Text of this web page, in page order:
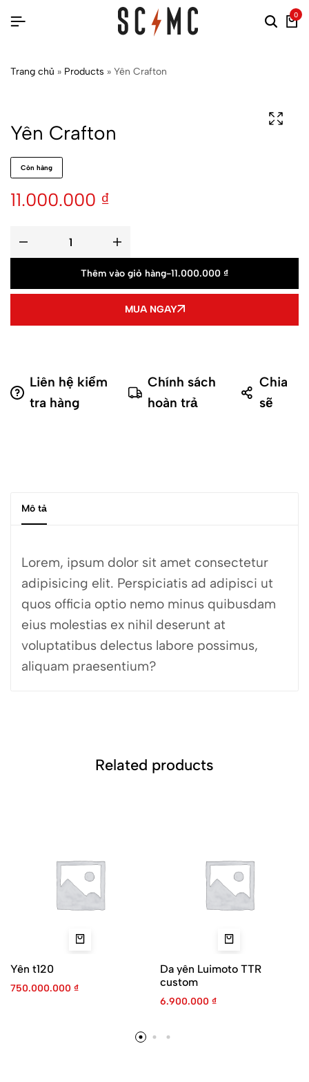
0
Trang chủ » Products » Yên Crafton
Yên Crafton
Còn hàng
11.000.000 ₫
Thêm vào giỏ hàng-11.000.000 ₫
MUA NGAY
Liên hệ kiểm
tra hàng
Chính sách
hoàn trả
Chia
sẽ
Mô tả
Lorem, ipsum dolor sit amet consectetur
adipisicing elit. Perspiciatis ad adipisci ut
quos officia optio nemo minus quibusdam
eius molestias ex nihil deserunt at
voluptatibus delectus labore possimus,
aliquam praesentium?
Related products
Yên t120
750.000.000 ₫
Da yên Luimoto TTR
custom
6.900.000 ₫